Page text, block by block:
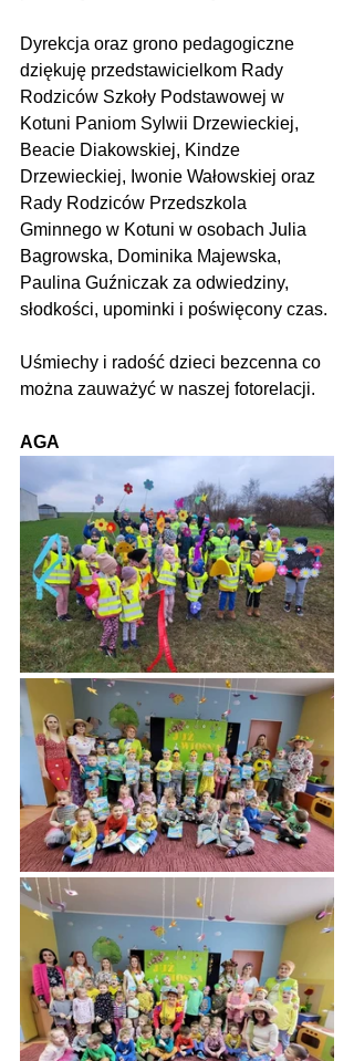
Dyrekcja oraz grono pedagogiczne
dziękuję przedstawicielkom Rady
Rodziców Szkoły Podstawowej w
Kotuni Paniom Sylwii Drzewieckiej,
Beacie Diakowskiej, Kindze
Drzewieckiej, Iwonie Wałowskiej oraz
Rady Rodziców Przedszkola
Gminnego w Kotuni w osobach Julia
Bagrowska, Dominika Majewska,
Paulina Guźniczak za odwiedziny,
słodkości, upominki i poświęcony czas.
Uśmiechy i radość dzieci bezcenna co
można zauważyć w naszej fotorelacji.
AGA